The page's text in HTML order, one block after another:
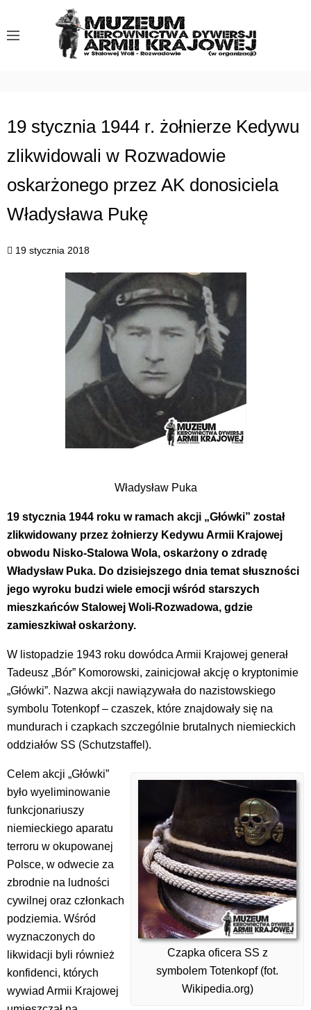
19 stycznia 1944 r. żołnierze Kedywu
zlikwidowali w Rozwadowie
oskarżonego przez AK donosiciela
Władysława Pukę
19 stycznia 2018
Władysław Puka
19 stycznia 1944 roku w ramach akcji „Główki” został
zlikwidowany przez żołnierzy Kedywu Armii Krajowej
obwodu Nisko-Stalowa Wola, oskarżony o zdradę
Władysław Puka. Do dzisiejszego dnia temat słuszności
jego wyroku budzi wiele emocji wśród starszych
mieszkańców Stalowej Woli-Rozwadowa, gdzie
zamieszkiwał oskarżony.
W listopadzie 1943 roku dowódca Armii Krajowej generał
Tadeusz „Bór” Komorowski, zainicjował akcję o kryptonimie
„Główki”. Nazwa akcji nawiązywała do nazistowskiego
symbolu Totenkopf – czaszek, które znajdowały się na
mundurach i czapkach szczególnie brutalnych niemieckich
oddziałów SS (Schutzstaffel).
Czapka oficera SS z
symbolem Totenkopf (fot.
Wikipedia.org)
Celem akcji „Główki”
było wyeliminowanie
funkcjonariuszy
niemieckiego aparatu
terroru w okupowanej
Polsce, w odwecie za
zbrodnie na ludności
cywilnej oraz członkach
podziemia. Wśród
wyznaczonych do
likwidacji byli również
konfidenci, których
wywiad Armii Krajowej